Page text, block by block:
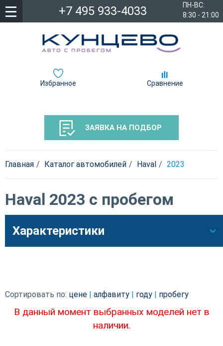
ПН-ВС:
8:30 - 21:00
+7 495 933-4033
Избранное Сравнение
ЗАЯВКА НА ПОДБОР
Главная Каталог автомобилей Haval 2023
Haval 2023 с пробегом
Характеристики
Сортировать по: цене алфавиту году пробегу
В данный момент выбранных моделей нет в
наличии.